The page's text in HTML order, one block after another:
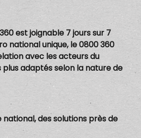
est joignable 7 jours sur 7
national unique, le 0800 360
avec les acteurs du
adaptés selon la nature de
national, des solutions près de